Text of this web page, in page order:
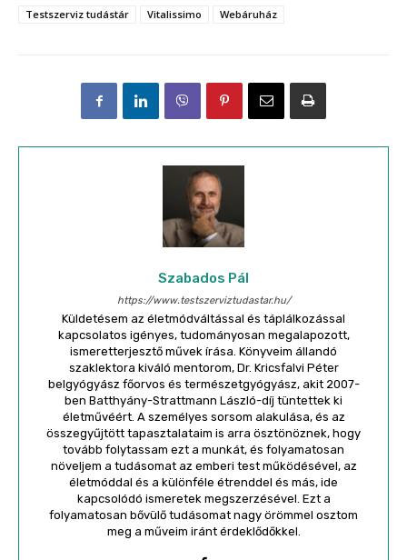
Testszerviz tudástár
Vitalissimo Webáruház
Szabados Pál
https://www.testszerviztudastar.hu/
Küldetésem az életmódváltással és táplálkozással
kapcsolatos igényes, tudományosan megalapozott,
ismeretterjesztő művek írása. Könyveim állandó
szaklektora kiváló mentorom, Dr. Kricsfalvi Péter
belgyógyász főorvos és természetgyógyász, akit 2007-
ben Batthyány-Strattmann László-díj tüntettek ki
életművéért. A személyes sorsom alakulása, és az
összegyűjtött tapasztalataim is arra ösztönöznek, hogy
tovább folytassam ezt a munkát, és folyamatosan
növeljem a tudásomat az emberi test működésével, az
életmóddal és a különféle étrenddel és más, ide
kapcsolódó ismeretek megszerzésével. Ezt a
folyamatosan bővülő tudásomat nagy örömmel osztom
meg a műveim iránt érdeklődőkkel.